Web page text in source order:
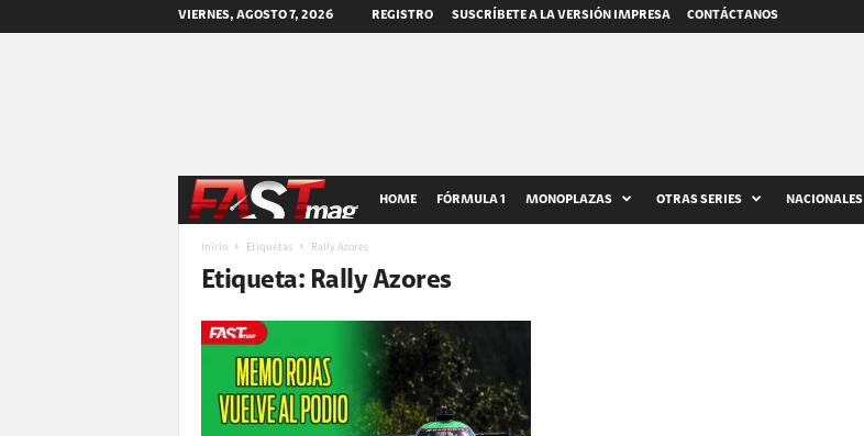
VIERNES, AGOSTO 7, 2026 REGISTRO SUSCRÍBETE A LA VERSIÓN IMPRESA CONTÁCTANOS
A
HOME FÓRMULA 1 MONOPLAZAS OTRAS SERIES NACIONALES
Inicio Etiquetas Rally Azores
Etiqueta: Rally Azores